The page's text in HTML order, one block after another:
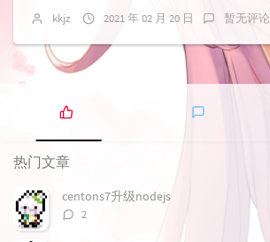
kkjz 2021 年 02 月 20 日 暂无评论
热
门
文
热门文章
centons7升级nodejs
评
2